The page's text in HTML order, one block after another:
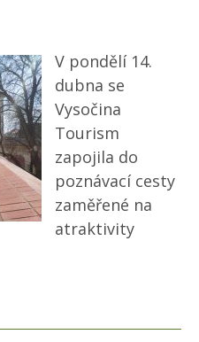
V pondělí 14.
dubna se
Vysočina
Tourism
zapojila do
poznávací cesty
zaměřené na
atraktivity